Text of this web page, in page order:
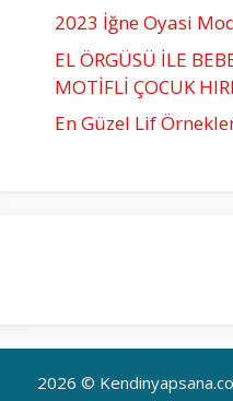
2023 İğne Oyasi
EL ÖRGÜSÜ İLE
MOTİFLİ ÇOCUK
En Güzel Lif
2026 ©